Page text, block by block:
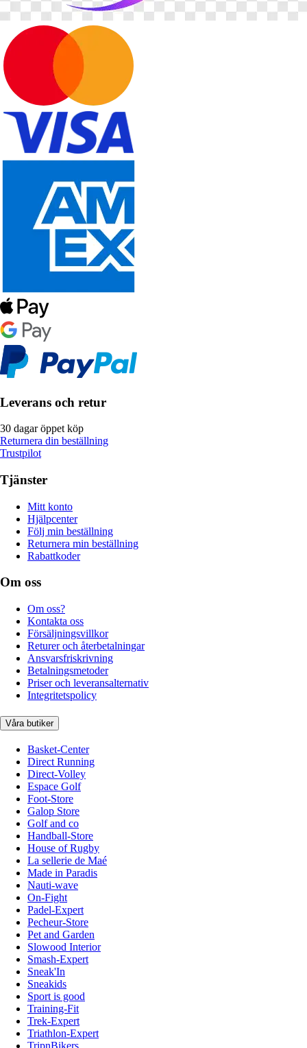
Leverans och retur
30 dagar öppet köp
Returnera din beställning
Trustpilot
Tjänster
Mitt konto
Hjälpcenter
Följ min beställning
Returnera min beställning
Rabattkoder
Om oss
Om oss?
Kontakta oss
Försäljningsvillkor
Returer och återbetalningar
Ansvarsfriskrivning
Betalningsmetoder
Priser och leveransalternativ
Integritetspolicy
Våra butiker
Basket-Center
Direct Running
Direct-Volley
Espace Golf
Foot-Store
Galop Store
Golf and co
Handball-Store
House of Rugby
La sellerie de Maé
Made in Paradis
Nauti-wave
On-Fight
Padel-Expert
Pecheur-Store
Pet and Garden
Slowood Interior
Smash-Expert
Sneak'In
Sneakids
Sport is good
Training-Fit
Trek-Expert
Triathlon-Expert
TripnBikers